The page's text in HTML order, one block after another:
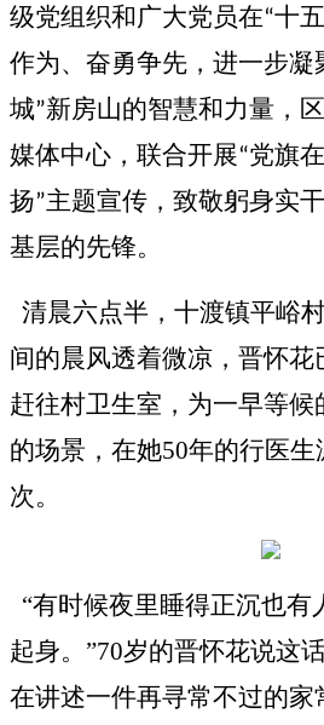
级党组织和广大党员在“十
作为、奋勇争先，进一步凝
城”新房山的智慧和力量，
媒体中心，联合开展“党旗
扬”主题宣传，致敬躬身实
基层的先锋。
清晨六点半，十渡镇平峪
间的晨风透着微凉，晋怀
赶往村卫生室，为一早等
的场景，在她50年的行医
次。
“有时候夜里睡得正沉也有
起身。”70岁的晋怀花说这
在讲述一件再寻常不过的家